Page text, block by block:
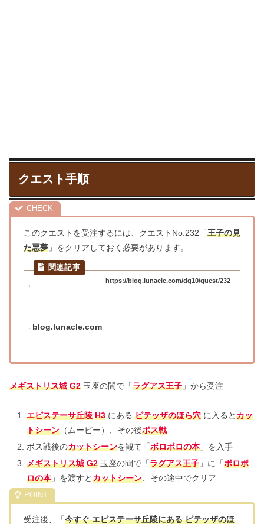
クエスト手順
このクエストを受注するには、クエストNo.232「王子の見
た悪夢 」をクリアしておく必要があります。
https://blog.lunacle.com/dq10/quest/232
blog.lunacle.com
メギストリス城 G2 玉座の間で「ラグアス王子 」から受注
エピステーサ丘陵 H3にある ピテッザのほら穴に入るとカッ
トシーン（ムービー）、その後ボス戦
ボス戦後のカットシーンを観て「ボロボロの本」を入手
メギストリス城 G2玉座の間で「ラグアス王子」に「ボロボ
ロの本」を渡すとカットシーン、その途中でクリア
受注後、「今すぐ エピステーサ丘陵にある ピテッザのほ